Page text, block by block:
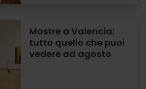
Mostre a Valencia:
tutto quello che puoi
vedere ad agosto